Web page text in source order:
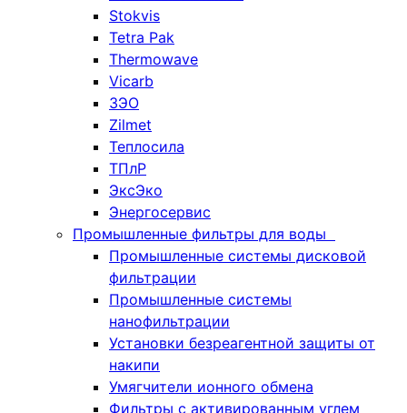
Stokvis
Tetra Pak
Thermowave
Vicarb
ЗЭО
Zilmet
Теплосила
ТПлР
ЭксЭко
Энергосервис
Промышленные фильтры для воды
Промышленные системы дисковой
фильтрации
Промышленные системы
нанофильтрации
Установки безреагентной защиты от
накипи
Умягчители ионного обмена
Фильтры с активированным углем